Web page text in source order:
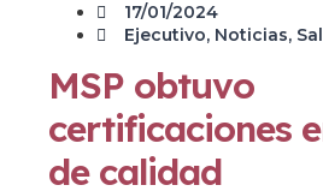
17/01/2024
Ejecutivo, Noticias,
MSP obtuvo
certificaciones
de calidad